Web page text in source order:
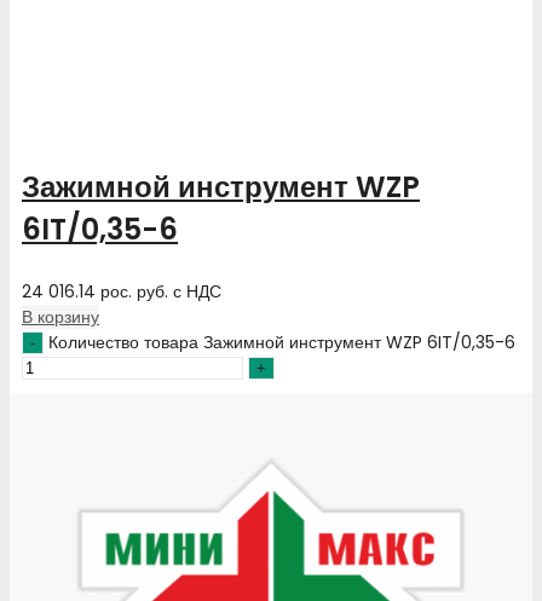
Зажимной инструмент WZP
6IT/0,35-6
24 016.14 рос. руб. с НДС
В корзину
Количество товара Зажимной инструмент WZP 6IT/0,35-6